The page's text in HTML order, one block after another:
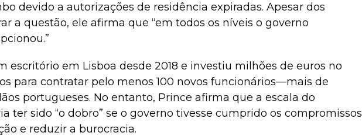
devido a autorizações de residência expiradas. Apesar dos
a questão, ele afirma que “em todos os níveis o governo
escritório em Lisboa desde 2018 e investiu milhões de euros no
para contratar pelo menos 100 novos funcionários—mais de
portugueses. No entanto, Prince afirma que a escala do
ter sido “o dobro” se o governo tivesse cumprido os compromissos
e reduzir a burocracia.